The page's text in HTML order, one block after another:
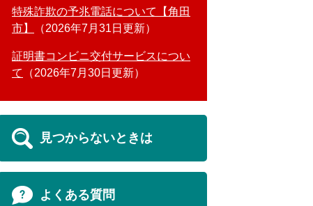
特殊詐欺の予兆電話について【角田
市】
2026年7月31日更新
証明書コンビニ交付サービスについ
て
2026年7月30日更新
見つからないときは
よくある質問